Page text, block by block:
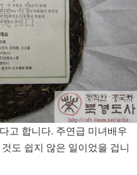
고 합니다. 주연급 미녀배우
도 쉽지 않은 일이었을 겁니